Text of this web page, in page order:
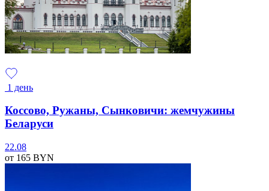
1 день
Коссово, Ружаны, Сынковичи: жемчужины
Беларуси
22.08
от 165 BYN